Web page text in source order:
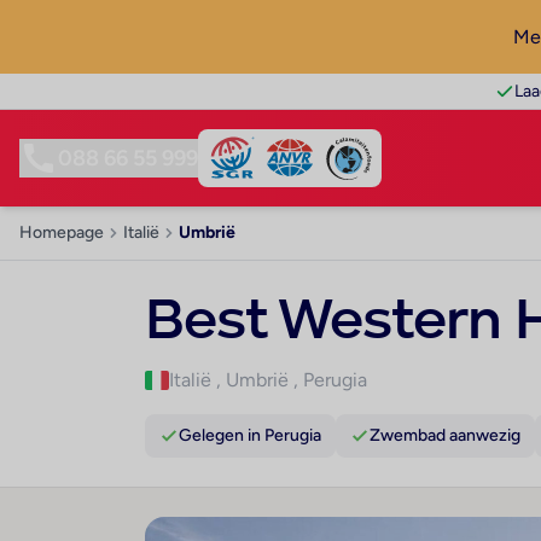
Homepage Italië Umbrië
Best Western
Italië , Umbrië , Perugia
Gelegen in Perugia Zwembad aanwezig